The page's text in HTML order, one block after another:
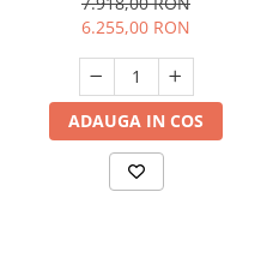
DT500MAX-50M MOTOR
TRIFAZIC
6.255,00 RON
ADAUGA IN COS